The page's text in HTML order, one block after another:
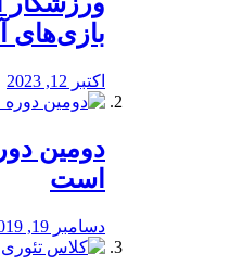
بازی‌های
اکتبر 12, 2023
دومین
است
دسامبر 19, 2019